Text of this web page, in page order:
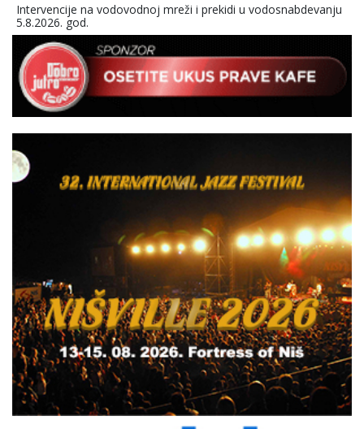
Intervencije na vodovodnoj mreži i prekidi u vodosnabdevanju
5.8.2026. god.